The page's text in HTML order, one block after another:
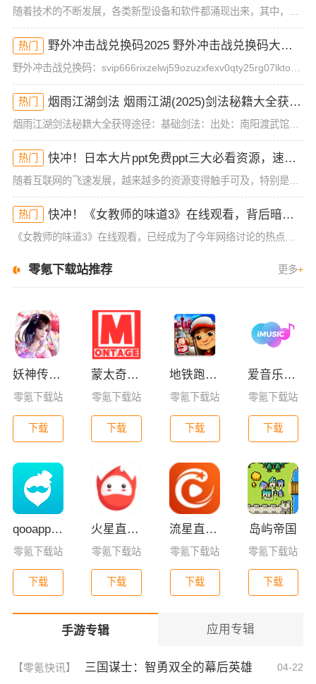
随着技术的不断发展，各类新型设备和软件都涌现出来，其中，九幺黄9·1的安装方法逐渐成为了许多用户关注的焦点。你是否也对这款软件感到好奇，想知道如何顺利安装并快速使用？如果你也是这部分群体的成员，那么今
热门 野外冲击战兑换码2025 野外冲击战兑换码大全(真实有效)
热门 烟雨江湖剑法 烟雨江湖(2025)剑法秘籍大全获得途径
烟雨江湖剑法秘籍大全获得途径：基础剑法：出处：南阳渡武馆品阶：基础武学描述：基础剑法历来是初入江湖的侠士们都会修炼的一套入门剑法，虽然威力不强但胜在简单易学，毫不花哨。第十重(攻击120 招架120)
热门 快冲！日本大片ppt免费ppt三大必看资源，速来抢！
随着互联网的飞速发展，越来越多的资源变得触手可及，特别是在影视、动画等领域，热门内容不断刷新观众的观影体验。今天，我们要分享的内容是关于“日本大片ppt免费ppt”的一些资源，且这些资源并非一般的在线
热门 快冲！《女教师的味道3》在线观看，背后暗藏的秘密你不懂！
零氪下载站推荐 更多+
妖神传GM版
零氪下载站
下载
蒙太奇影视2025最新版本下载
零氪下载站
下载
地铁跑酷全皮肤版
零氪下载站
下载
爱音乐app下载免费版
零氪下载站
下载
qooapp安卓版
零氪下载站
下载
火星直播2025最新版
零氪下载站
下载
流星直播官方版免费下载
零氪下载站
下载
岛屿帝国
零氪下载站
下载
手游专辑 应用专辑
【零氪快讯】 三国谋士：智勇双全的幕后英雄 04-22